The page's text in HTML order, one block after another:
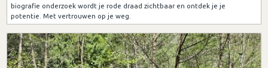
biografie onderzoek wordt je rode draad zichtbaar en ontdek je je
potentie. Met vertrouwen op je weg.